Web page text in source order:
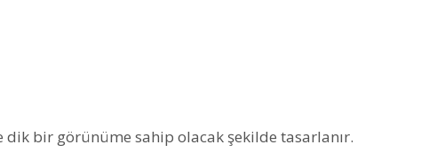
bir görünüme sahip olacak şekilde tasarlanır.